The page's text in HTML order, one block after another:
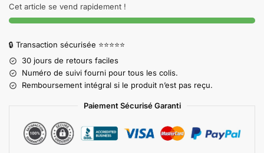
Cet article se vend rapidement !
🔒 Transaction sécurisée ⭐⭐⭐⭐⭐
30 jours de retours faciles
Numéro de suivi fourni pour tous les colis.
Remboursement intégral si le produit n’est pas reçu.
Paiement Sécurisé Garanti